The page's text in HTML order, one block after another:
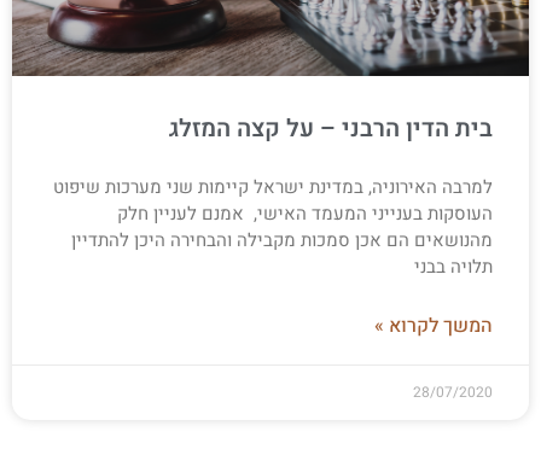
בית הדין הרבני – על קצה המזלג
למרבה האירוניה, במדינת ישראל קיימות שני מערכות שיפוט
העוסקות בענייני המעמד האישי, אמנם לעניין חלק
מהנושאים הם אכן סמכות מקבילה והבחירה היכן להתדיין
תלויה בבני
המשך לקרוא »
28/07/2020